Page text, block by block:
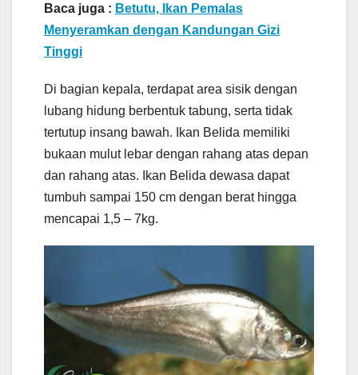
Baca juga : Betutu, Ikan Pemalas
Menyeramkan dengan Kandungan Gizi
Tinggi
Di bagian kepala, terdapat area sisik dengan
lubang hidung berbentuk tabung, serta tidak
tertutup insang bawah. Ikan Belida memiliki
bukaan mulut lebar dengan rahang atas depan
dan rahang atas. Ikan Belida dewasa dapat
tumbuh sampai 150 cm dengan berat hingga
mencapai 1,5 – 7kg.